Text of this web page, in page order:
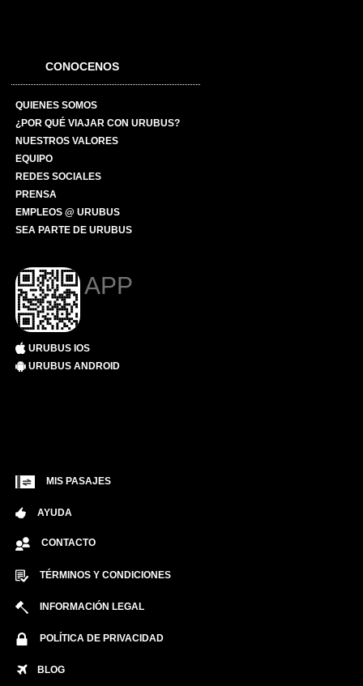
CONOCENOS
QUIENES SOMOS
¿POR QUÉ VIAJAR CON URUBUS?
NUESTROS VALORES
EQUIPO
REDES SOCIALES
PRENSA
EMPLEOS @ URUBUS
SEA PARTE DE URUBUS
APP
URUBUS IOS
URUBUS ANDROID
MIS PASAJES
AYUDA
CONTACTO
TÉRMINOS Y CONDICIONES
INFORMACIÓN LEGAL
POLÍTICA DE PRIVACIDAD
BLOG